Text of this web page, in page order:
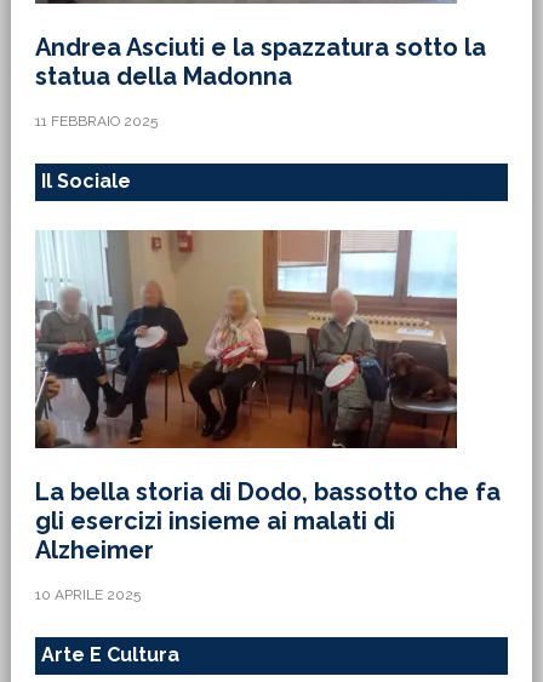
Andrea Asciuti e la spazzatura sotto la
statua della Madonna
11 FEBBRAIO 2025
Il Sociale
La bella storia di Dodo, bassotto che fa
gli esercizi insieme ai malati di
Alzheimer
10 APRILE 2025
Arte E Cultura